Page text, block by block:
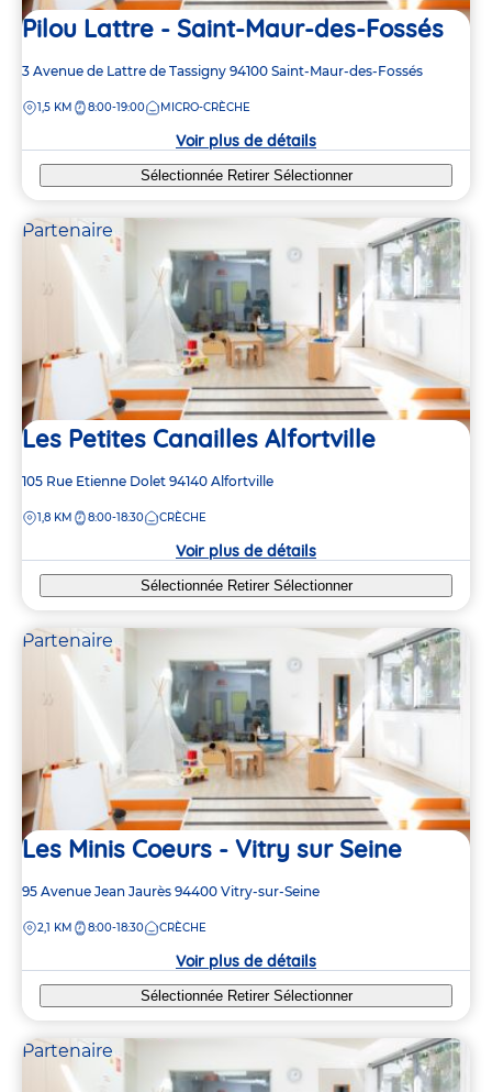
Pilou Lattre - Saint-Maur-des-Fossés
Adresse
la
3 Avenue de Lattre de Tassigny 94100 Saint-Maur-des-Fossés
DISTANCE
1,5 KM 8:00-19:00 MICRO-CRÈCHE
Voir plus de détails
Sélectionnée Retirer Sélectionner
Partenaire
Les Petites Canailles Alfortville
Adresse
la
105 Rue Etienne Dolet 94140 Alfortville
DISTANCE
1,8 KM 8:00-18:30 CRÈCHE
Voir plus de détails
Sélectionnée Retirer Sélectionner
Partenaire
Les Minis Coeurs - Vitry sur Seine
Adresse
la
95 Avenue Jean Jaurès 94400 Vitry-sur-Seine
DISTANCE
2,1 KM 8:00-18:30 CRÈCHE
Voir plus de détails
Sélectionnée Retirer Sélectionner
Partenaire
3
4
3
4